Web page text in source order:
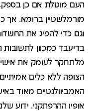
העם מוטלת אם כן בספק,
מורמלשטיין ברומא. אך
וגם כדי להפיג את
בדיעבד כמכוון לתשובות
מלתחקר לעומק את
הצופה ללא כלים
האמביוולנטיים מאוד
אופיו ההרפתקני. ידוע